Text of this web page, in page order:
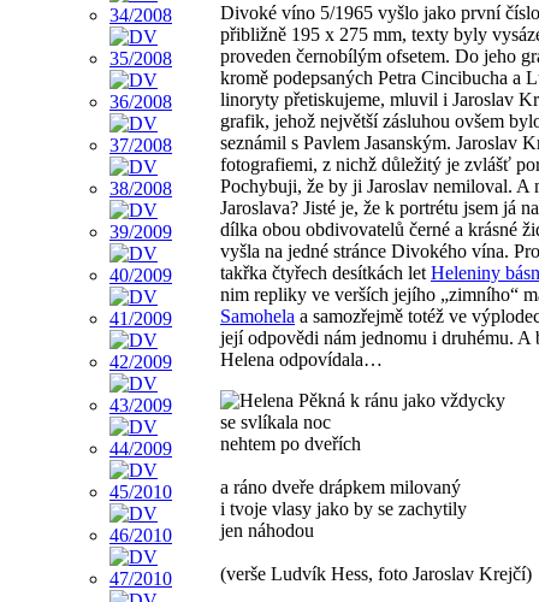
Divoké víno 5/1965 vyšlo jako první
přibližně 195 x 275 mm, texty byly
proveden černobílým ofsetem. Do jeho
kromě podepsaných Petra Cincibucha a
linoryty přetiskujeme, mluvil i Jaroslav
grafik, jehož největší zásluhou ovšem
seznámil s Pavlem Jasanským. Jaroslav
fotografiemi, z nichž důležitý je zvlášť
Pochybuji, že by ji Jaroslav nemiloval. A
Jaroslava? Jisté je, že k portrétu jsem já
dílka obou obdivovatelů černé a krásné
vyšla na jedné stránce Divokého vína.
takřka čtyřech desítkách let Heleniny
nim repliky ve verších jejího „zimního“
Samohela a samozřejmě totéž ve
její odpovědi nám jednomu i druhému. A
Helena odpovídala…
k ránu jako vždycky
se svlíkala noc
nehtem po dveřích
a ráno dveře drápkem milovaný
i tvoje vlasy jako by se zachytily
jen náhodou
(verše Ludvík Hess, foto Jaroslav Krejčí)